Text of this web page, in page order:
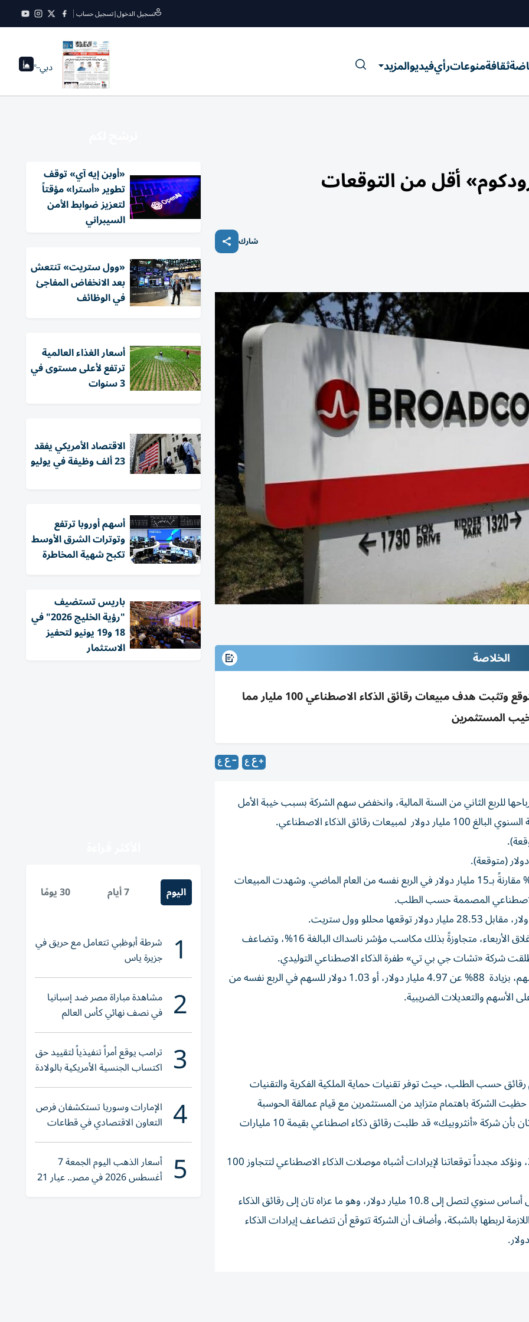
تسجيل الدخول|تسجيل حساب
ثقافةمنوعاترأيفيديوالمزيد دبي--°
شارك
الخلاصة
برودكوم تسجل إيرادات 22.19 مليار أقل من المتوقع وتثبت هدف مبيعات رقائق الذكاء الاصطناعي 100 مليار مما
المستثمرين
للربع الثاني من السنة المالية، وانخفض سهم الشركة بسبب خيبة الأمل
الذكاء الاصطناعي.
وأفادت الشركة في بيان لها أن الإيرادات ارتفعت بنسبة 48% مقارنةً بـ15 مليار دولار في الربع نفسه من العام الماضي. وشهدت المبيعات
الاصطناعي المصممة حسب الطلب.
وارتفعت أسهم برودكوم بنسبة تقارب 40% هذا العام حتى إغلاق الأربعاء، متجاوزةً بذلك مكاسب مؤشر ناسداك البالغة 16%، وتضاعف
وارتفع صافي الدخل إلى 9.31 مليار دولار، أو 1.91 دولار للسهم، بزيادة 88% عن 4.97 مليار دولار، أو 1.03 دولار للسهم في الربع نفسه من
الأسهم والتعديلات الضريبية.
حسب الطلب، حيث توفر تقنيات حماية الملكية الفكرية والتقنيات
حظيت الشركة باهتمام متزايد من المستثمرين مع قيام عمالقة الحوسبة
السحابية بتصميم رقائقهم المخصصة، وفي ديسمبر، صرح تان بأن شركة «أنثروبيك» قد طلبت رقائق ذكاء اصطناعي بقيمة 10 مليارات
وقال تان: «نتوقع استمرار هذا الزخم في السنة المالية 2027، ونؤكد مجدداً توقعاتنا لإيرادات أشباه موصلات الذكاء الاصطناعي لتتجاوز 100
وقد تضاعفت إيرادات الذكاء الاصطناعي في الربع الثاني على أساس سنوي لتصل إلى 10.8 مليار دولار، وهو ما عزاه تان إلى رقائق الذكاء
لربطها بالشبكة، وأضاف أن الشركة تتوقع أن تتضاعف إيرادات الذكاء
«أوبن إيه آي» توقف
تطوير «أسترا» مؤقتاً
لتعزيز ضوابط الأمن
السيبراني
«وول ستريت» تنتعش
بعد الانخفاض المفاجئ
في الوظائف
أسعار الغذاء العالمية
ترتفع لأعلى مستوى في
3 سنوات
الاقتصاد الأمريكي يفقد
23 ألف وظيفة في يوليو
أسهم أوروبا ترتفع
وتوترات الشرق الأوسط
تكبح شهية المخاطرة
باريس تستضيف
"رؤية الخليج 2026" في
18 و19 يونيو لتحفيز
الاستثمار
اليوم 7 أيام 30 يومًا
1 شرطة أبوظبي تتعامل مع حريق في
جزيرة ياس
2 مشاهدة مباراة مصر ضد إسبانيا
في نصف نهائي كأس العالم
لناشئات اليد 2026
3 ترامب يوقع أمراً تنفيذياً لتقييد حق
اكتساب الجنسية الأمريكية بالولادة
4 الإمارات وسوريا تستكشفان فرص
التعاون الاقتصادي في قطاعات
حيوية
5 أسعار الذهب اليوم الجمعة 7
أغسطس 2026 في مصر.. عيار 21